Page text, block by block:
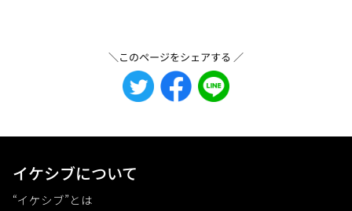
＼このページをシェアする ／
イケシブについて
“イケシブ”とは